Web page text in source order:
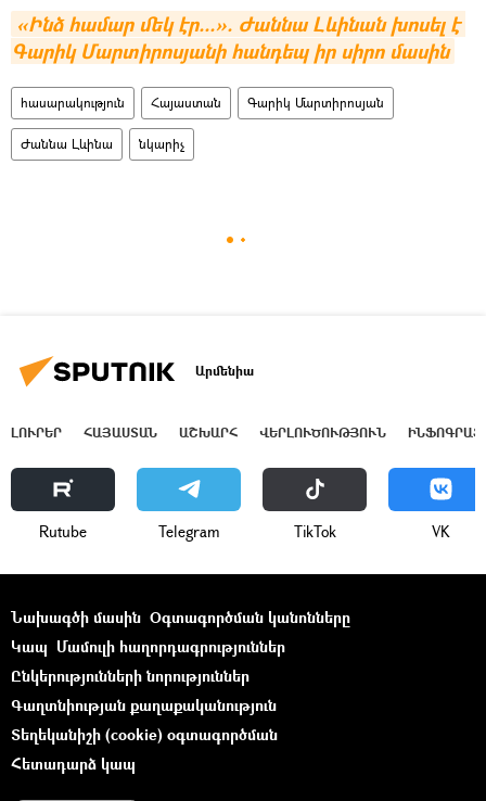
«Ինձ համար մեկ էր...». Ժաննա Լևինան խոսել է
Գարիկ Մարտիրոսյանի հանդեպ իր սիրո մասին
հասարակություն Հայաստան Գարիկ Մարտիրոսյան
Ժաննա Լևինա նկարիչ
Արմենիա
ԼՈՒՐԵՐ ՀԱՅԱՍՏԱՆ ԱՇԽԱՐՀ ՎԵՐԼՈՒԾՈՒԹՅՈՒՆ
Rutube Telegram ТikТоk VK
Նախագծի մասին Օգտագործման կանոնները
Կապ Մամուլի հաղորդագրություններ
Ընկերությունների նորություններ
Գաղտնիության քաղաքականություն
Տեղեկանիշի (cookie) օգտագործման
Հետադարձ կապ